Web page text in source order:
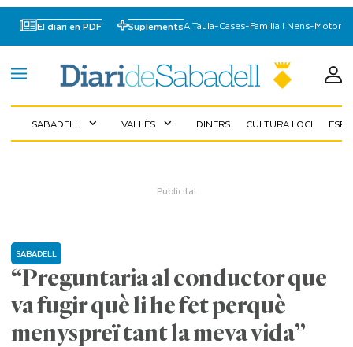
El diari en PDF SuplementsA Taula-Cases-Familia I Nens-Motor
SABADELL expand_more VALLÈS expand_more DINERS CULTURA I OCI
“Preguntaria al conductor que
va fugir què li he fet perquè
menyspreï tant la meva vida”
SABADELL